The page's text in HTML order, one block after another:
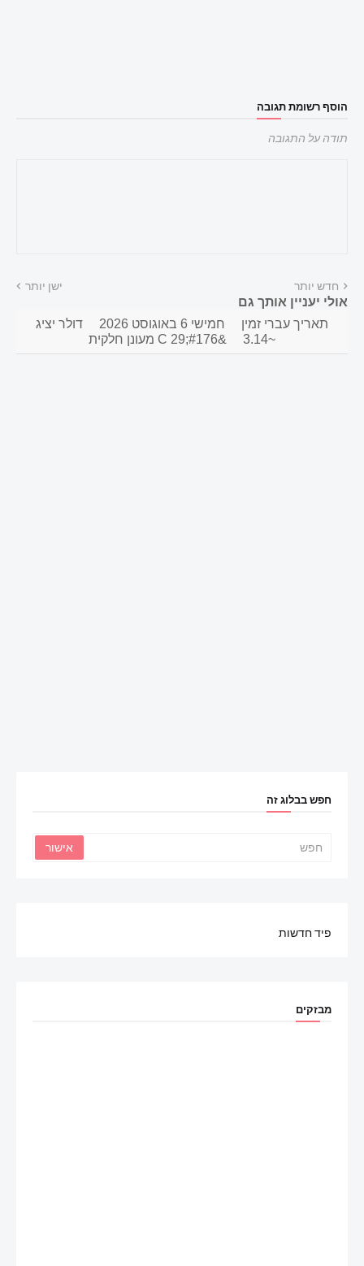
הוסף רשומת תגובה
תודה על התגובה
חדש יותר ישן יותר
אולי יעניין אותך גם
תאריך עברי זמין חמישי 6 באוגוסט 2026
דולר יציג
~3.14
&#176;C 29 מעונן חלקית
חפש בבלוג זה
פיד חדשות
מבזקים